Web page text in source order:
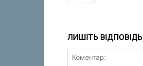
ЛИШІТЬ ВІДПОВІДЬ